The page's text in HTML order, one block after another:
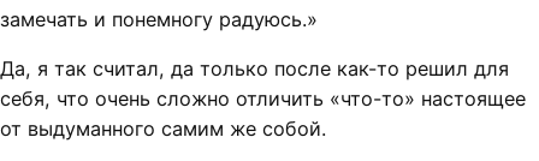
замечать и понемногу радуюсь.»
Да, я так считал, да только после как-то решил для
себя, что очень сложно отличить «что-то» настоящее
от выдуманного самим же собой.